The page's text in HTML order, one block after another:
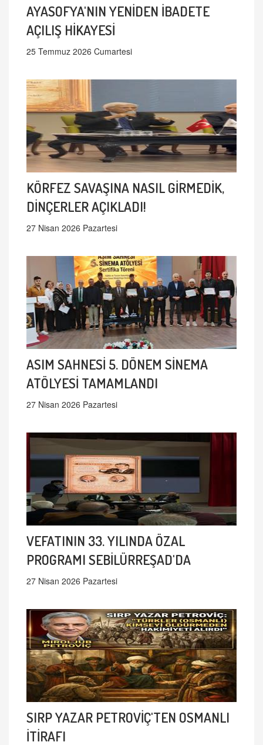
AYASOFYA'NIN YENİDEN İBADETE
AÇILIŞ HİKAYESİ
25 Temmuz 2026 Cumartesi
KÖRFEZ SAVAŞINA NASIL GİRMEDİK,
DİNÇERLER AÇIKLADI!
27 Nisan 2026 Pazartesi
ASIM SAHNESİ 5. DÖNEM SİNEMA
ATÖLYESİ TAMAMLANDI
27 Nisan 2026 Pazartesi
VEFATININ 33. YILINDA ÖZAL
PROGRAMI SEBİLÜRREŞAD'DA
27 Nisan 2026 Pazartesi
SIRP YAZAR PETROVİÇ'TEN OSMANLI
İTİRAFI